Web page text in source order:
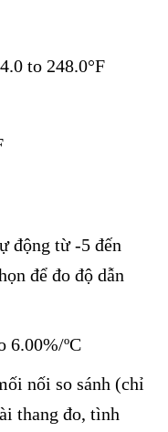
to 248.0°F
động từ -5 đến
để đo độ dẫn
6.00%/ºC
nối so sánh (chỉ
thang đo, tình